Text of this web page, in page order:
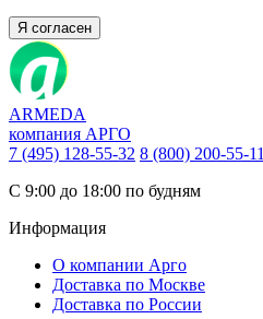
Я согласен
ARMEDA
компания АРГО
7 (495) 128-55-32 8 (800) 200-55-11
С 9:00 до 18:00 по будням
Информация
О компании Арго
Доставка по Москве
Доставка по России